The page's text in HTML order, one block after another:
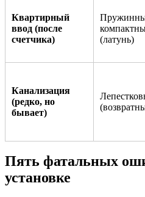
Квартирный
ввод (после
счетчика)
(латунь)
Канализация
(редко, но
бывает)
Пять фатальных
установке